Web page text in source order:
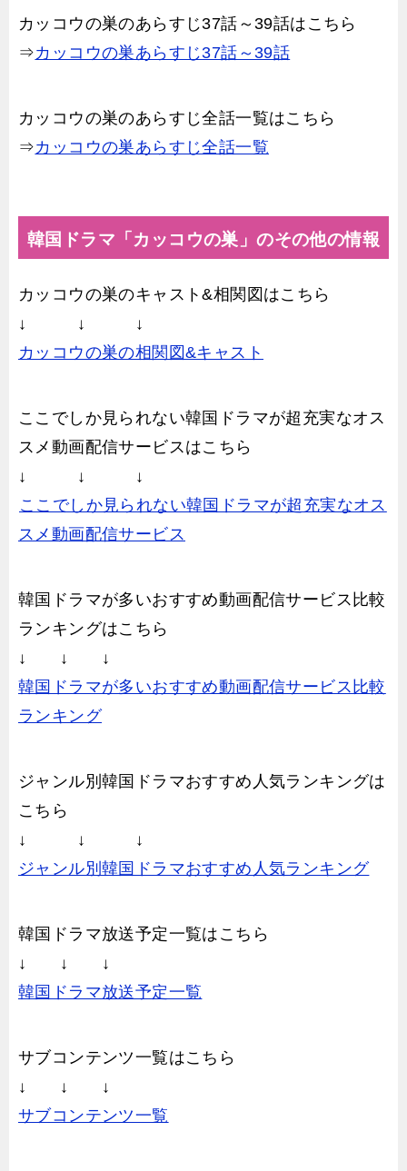
カッコウの巣のあらすじ37話～39話はこちら
⇒カッコウの巣あらすじ37話～39話
カッコウの巣のあらすじ全話一覧はこちら
⇒カッコウの巣あらすじ全話一覧
韓国ドラマ「カッコウの巣」のその他の情報
カッコウの巣のキャスト&相関図はこちら
↓ ↓ ↓
カッコウの巣の相関図&キャスト
ここでしか見られない韓国ドラマが超充実なオス
スメ動画配信サービスはこちら
↓ ↓ ↓
ここでしか見られない韓国ドラマが超充実なオス
スメ動画配信サービス
韓国ドラマが多いおすすめ動画配信サービス比較
ランキングはこちら
↓ ↓ ↓
韓国ドラマが多いおすすめ動画配信サービス比較
ランキング
ジャンル別韓国ドラマおすすめ人気ランキングは
こちら
↓ ↓ ↓
ジャンル別韓国ドラマおすすめ人気ランキング
韓国ドラマ放送予定一覧はこちら
↓ ↓ ↓
韓国ドラマ放送予定一覧
サブコンテンツ一覧はこちら
↓ ↓ ↓
サブコンテンツ一覧